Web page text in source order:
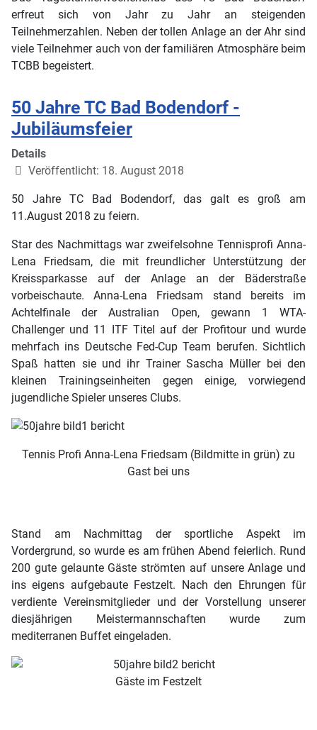
erfreut sich von Jahr zu Jahr an steigenden
Teilnehmerzahlen. Neben der tollen Anlage an der Ahr sind
viele Teilnehmer auch von der familiären Atmosphäre beim
TCBB begeistert.
50 Jahre TC Bad Bodendorf -
Jubiläumsfeier
Details
Veröffentlicht: 18. August 2018
50 Jahre TC Bad Bodendorf, das galt es groß am
11.August 2018 zu feiern.
Star des Nachmittags war zweifelsohne Tennisprofi Anna-
Lena Friedsam, die mit freundlicher Unterstützung der
Kreissparkasse auf der Anlage an der Bäderstraße
vorbeischaute. Anna-Lena Friedsam stand bereits im
Achtelfinale der Australian Open, gewann 1 WTA-
Challenger und 11 ITF Titel auf der Profitour und wurde
mehrfach ins Deutsche Fed-Cup Team berufen. Sichtlich
Spaß hatten sie und ihr Trainer Sascha Müller bei den
kleinen Trainingseinheiten gegen einige, vorwiegend
jugendliche Spieler unseres Clubs.
Tennis Profi Anna-Lena Friedsam (Bildmitte in grün) zu
Gast bei uns
Stand am Nachmittag der sportliche Aspekt im
Vordergrund, so wurde es am frühen Abend feierlich. Rund
200 gute gelaunte Gäste strömten auf unsere Anlage und
ins eigens aufgebaute Festzelt. Nach den Ehrungen für
verdiente Vereinsmitglieder und der Vorstellung unserer
diesjährigen Meistermannschaften wurde zum
mediterranen Buffet eingeladen.
Gäste im Festzelt